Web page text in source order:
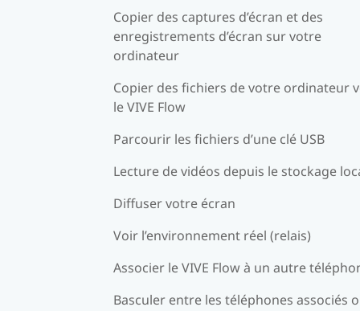
Copier des captures d’écran et des
enregistrements d’écran sur votre
ordinateur
Copier des fichiers de votre ordinateur
le VIVE Flow
Parcourir les fichiers d’une clé USB
Lecture de vidéos depuis le stockage
Diffuser votre écran
Voir l’environnement réel (relais)
Associer le VIVE Flow à un autre
Basculer entre les téléphones associés